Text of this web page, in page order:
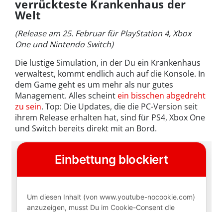
verrückteste Krankenhaus der
Welt
(Release am 25. Februar für PlayStation 4, Xbox
One und Nintendo Switch)
Die lustige Simulation, in der Du ein Krankenhaus
verwaltest, kommt endlich auch auf die Konsole. In
dem Game geht es um mehr als nur gutes
Management. Alles scheint ein bisschen abgedreht
zu sein. Top: Die Updates, die die PC-Version seit
ihrem Release erhalten hat, sind für PS4, Xbox One
und Switch bereits direkt mit an Bord.